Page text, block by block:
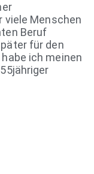
viele Menschen
Beruf
für den
ich meinen